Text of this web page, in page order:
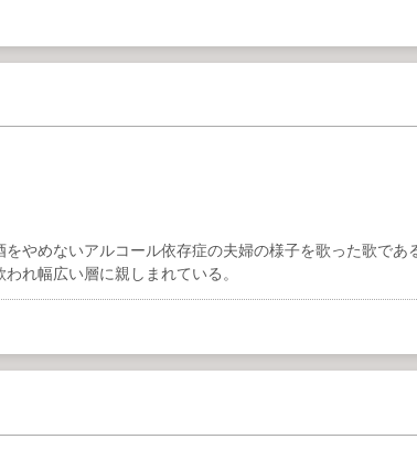
やめないアルコール依存症の夫婦の様子を歌った歌であ
れ幅広い層に親しまれている。